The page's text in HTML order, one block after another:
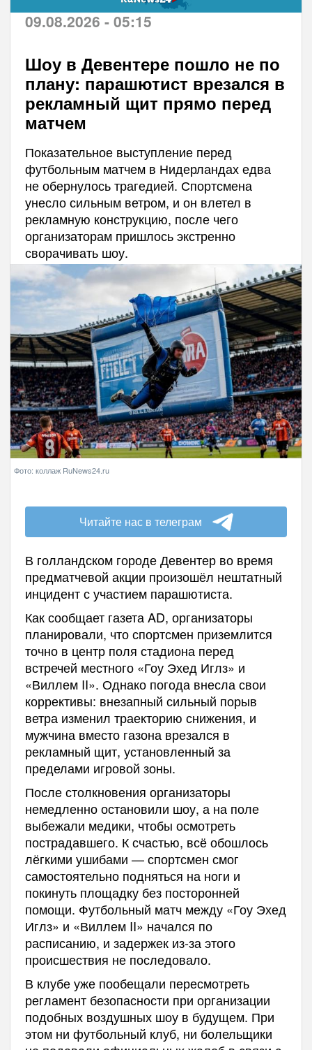
09.08.2026 - 05:15
Шоу в Девентере пошло не по
плану: парашютист врезался в
рекламный щит прямо перед
матчем
Показательное выступление перед
футбольным матчем в Нидерландах едва
не обернулось трагедией. Спортсмена
унесло сильным ветром, и он влетел в
рекламную конструкцию, после чего
организаторам пришлось экстренно
сворачивать шоу.
Фото: коллаж RuNews24.ru
Читайте нас в телеграм
В голландском городе Девентер во время
предматчевой акции произошёл нештатный
инцидент с участием парашютиста.
Как сообщает газета AD, организаторы
планировали, что спортсмен приземлится
точно в центр поля стадиона перед
встречей местного «Гоу Эхед Иглз» и
«Виллем II». Однако погода внесла свои
коррективы: внезапный сильный порыв
ветра изменил траекторию снижения, и
мужчина вместо газона врезался в
рекламный щит, установленный за
пределами игровой зоны.
После столкновения организаторы
немедленно остановили шоу, а на поле
выбежали медики, чтобы осмотреть
пострадавшего. К счастью, всё обошлось
лёгкими ушибами — спортсмен смог
самостоятельно подняться на ноги и
покинуть площадку без посторонней
помощи. Футбольный матч между «Гоу Эхед
Иглз» и «Виллем II» начался по
расписанию, и задержек из-за этого
происшествия не последовало.
В клубе уже пообещали пересмотреть
регламент безопасности при организации
подобных воздушных шоу в будущем. При
этом ни футбольный клуб, ни болельщики